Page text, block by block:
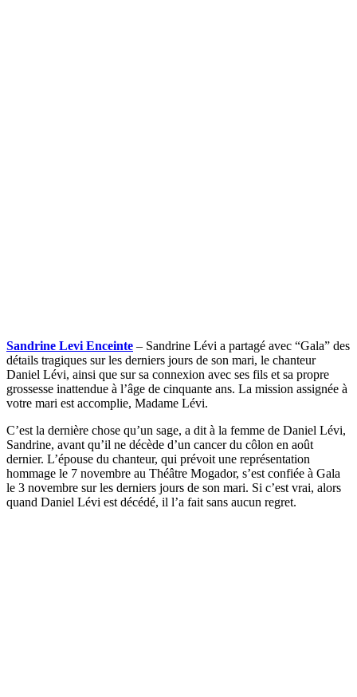
Sandrine Levi Enceinte – Sandrine Lévi a partagé avec “Gala” des
détails tragiques sur les derniers jours de son mari, le chanteur
Daniel Lévi, ainsi que sur sa connexion avec ses fils et sa propre
grossesse inattendue à l’âge de cinquante ans. La mission assignée à
votre mari est accomplie, Madame Lévi.
C’est la dernière chose qu’un sage, a dit à la femme de Daniel Lévi,
Sandrine, avant qu’il ne décède d’un cancer du côlon en août
dernier. L’épouse du chanteur, qui prévoit une représentation
hommage le 7 novembre au Théâtre Mogador, s’est confiée à Gala
le 3 novembre sur les derniers jours de son mari. Si c’est vrai, alors
quand Daniel Lévi est décédé, il l’a fait sans aucun regret.